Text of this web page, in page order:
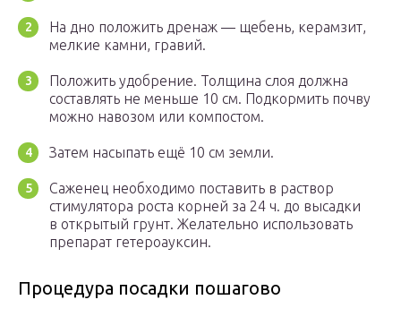
На дно положить дренаж — щебень, керамзит,
мелкие камни, гравий.
Положить удобрение. Толщина слоя должна
составлять не меньше 10 см. Подкормить почву
можно навозом или компостом.
Затем насыпать ещё 10 см земли.
Саженец необходимо поставить в раствор
стимулятора роста корней за 24 ч. до высадки
в открытый грунт. Желательно использовать
препарат гетероауксин.
Процедура посадки пошагово